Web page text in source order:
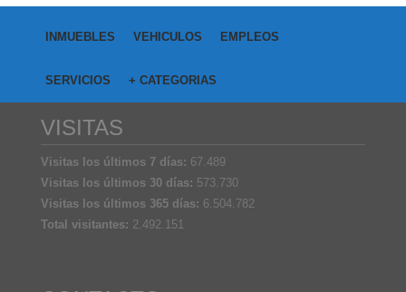
INMUEBLES VEHICULOS EMPLEOS
SERVICIOS + CATEGORIAS
VISITAS
Visitas los últimos 7 días: 67.489
Visitas los últimos 30 días: 573.730
Visitas los últimos 365 días: 6.504.782
Total visitantes: 2.492.151